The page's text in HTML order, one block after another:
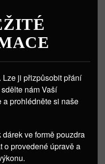
ji přizpůsobit přání
nám Vaší
a prohlédněte si naše
ve formě pouzdra
o provedené úpravě a